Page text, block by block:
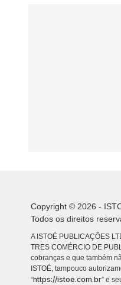
Copyright © 2026 -
Todos os direitos
A ISTOÉ PUBLICAÇÕES
TRES COMÉRCIO DE
cobranças e que também
ISTOÉ, tampouco
“https://istoe.com.br” e